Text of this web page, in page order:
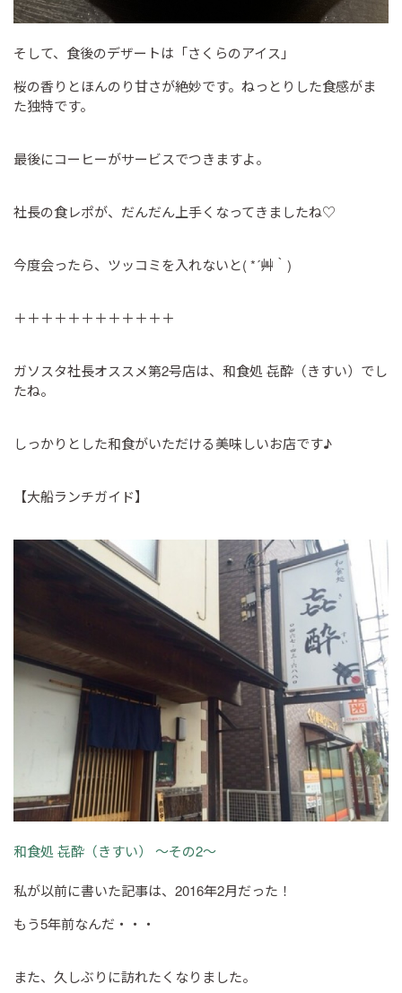
そして、食後のデザートは「さくらのアイス」
桜の香りとほんのり甘さが絶妙です。ねっとりした食感がま
た独特です。
最後にコーヒーがサービスでつきますよ。
社長の食レポが、だんだん上手くなってきましたね♡
今度会ったら、ツッコミを入れないと( *´艸｀)
＋＋＋＋＋＋＋＋＋＋＋＋
ガソスタ社長オススメ第2号店は、和食処 㐂酔（きすい）でし
たね。
しっかりとした和食がいただける美味しいお店です♪
【大船ランチガイド】
和食処 㐂酔（きすい） ～その2～
私が以前に書いた記事は、2016年2月だった！
もう5年前なんだ・・・
また、久しぶりに訪れたくなりました。